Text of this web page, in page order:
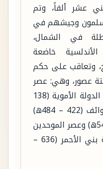
عشر ألفاً، وتم
وجيشهم في
في الشمال،
خاضعة
وتعاقب على حكم
عصور، وهي: عصر
الولاة (95 – 138ه) وعصر الدولة الأموية (138
– 422ه) وعصر ملوك الطوائف (422 – 484ه)
وعصر المرابطين (484 – 540ه) وعصر الموحدين
(541 – 633ه) وعصر دولة بني الأحمر (636 –